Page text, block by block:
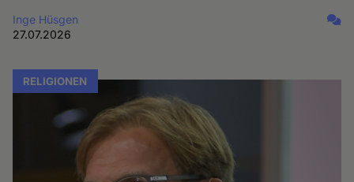
Inge Hüsgen
27.07.2026
RELIGIONEN